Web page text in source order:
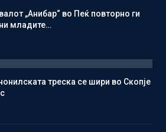
„Анибар“ во Пеќ повторно ги
младите…
треска се шири во Скопје